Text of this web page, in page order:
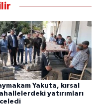
Yakuta, kırsal
yatırımları